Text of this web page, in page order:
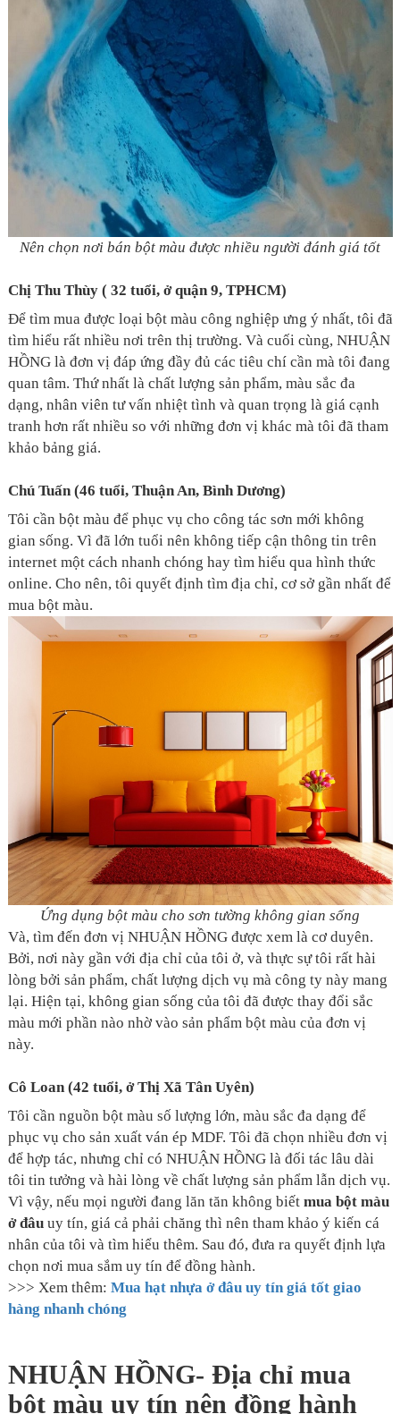
Nên chọn nơi bán bột màu được nhiều người đánh giá tốt
Chị Thu Thùy ( 32 tuổi, ở quận 9, TPHCM)
Để tìm mua được loại bột màu công nghiệp ưng ý nhất, tôi đã
tìm hiểu rất nhiều nơi trên thị trường. Và cuối cùng, NHUẬN
HỒNG là đơn vị đáp ứng đầy đủ các tiêu chí cần mà tôi đang
quan tâm. Thứ nhất là chất lượng sản phẩm, màu sắc đa
dạng, nhân viên tư vấn nhiệt tình và quan trọng là giá cạnh
tranh hơn rất nhiều so với những đơn vị khác mà tôi đã tham
khảo bảng giá.
Chú Tuấn (46 tuổi, Thuận An, Bình Dương)
Tôi cần bột màu để phục vụ cho công tác sơn mới không
gian sống. Vì đã lớn tuổi nên không tiếp cận thông tin trên
internet một cách nhanh chóng hay tìm hiểu qua hình thức
online. Cho nên, tôi quyết định tìm địa chỉ, cơ sở gần nhất để
mua bột màu.
Ứng dụng bột màu cho sơn tường không gian sống
Và, tìm đến đơn vị NHUẬN HỒNG được xem là cơ duyên.
Bởi, nơi này gần với địa chỉ của tôi ở, và thực sự tôi rất hài
lòng bởi sản phẩm, chất lượng dịch vụ mà công ty này mang
lại. Hiện tại, không gian sống của tôi đã được thay đổi sắc
màu mới phần nào nhờ vào sản phẩm bột màu của đơn vị
này.
Cô Loan (42 tuổi, ở Thị Xã Tân Uyên)
Tôi cần nguồn bột màu số lượng lớn, màu sắc đa dạng để
phục vụ cho sản xuất ván ép MDF. Tôi đã chọn nhiều đơn vị
để hợp tác, nhưng chỉ có NHUẬN HỒNG là đối tác lâu dài
tôi tin tưởng và hài lòng về chất lượng sản phẩm lẫn dịch vụ.
Vì vậy, nếu mọi người đang lăn tăn không biết mua bột màu
ở đâuuy tín, giá cả phải chăng thì nên tham khảo ý kiến cá
nhân của tôi và tìm hiểu thêm. Sau đó, đưa ra quyết định lựa
chọn nơi mua sắm uy tín để đồng hành.
>>> Xem thêm: Mua hạt nhựa ở đâu uy tín giá tốt giao
hàng nhanh chóng
NHUẬN HỒNG- Địa chỉ mua
bột màu uy tín nên đồng hành